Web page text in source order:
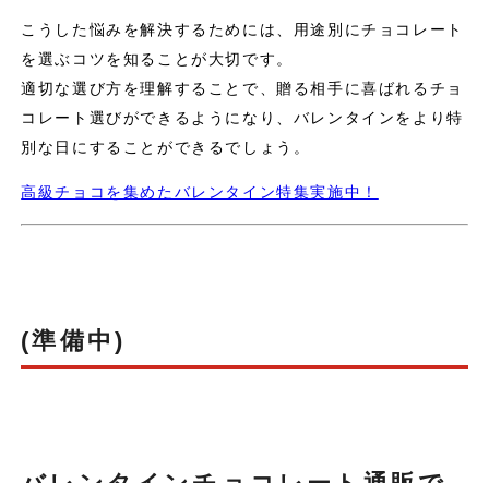
こうした悩みを解決するためには、用途別にチョコレート
を選ぶコツを知ることが大切です。
適切な選び方を理解することで、贈る相手に喜ばれるチョ
コレート選びができるようになり、バレンタインをより特
別な日にすることができるでしょう。
高級チョコを集めたバレンタイン特集実施中！
(準備中)